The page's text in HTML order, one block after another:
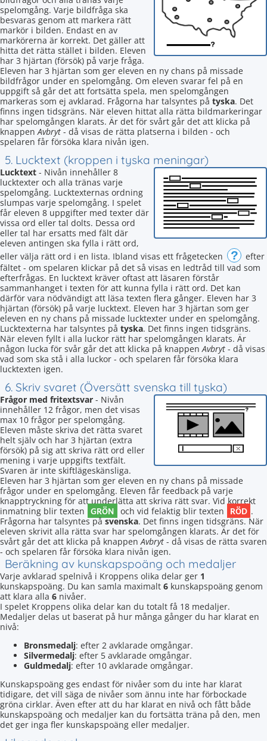
spelomgång. Varje bildfråga ska
besvaras genom att markera rätt
markör i bilden. Endast en av
markörerna är korrekt. Det gäller att
hitta det rätta stället i bilden. Eleven
har 3 hjärtan (försök) på varje fråga.
Eleven har 3 hjärtan som ger eleven en ny chans på missade
bildfrågor under en spelomgång. Om eleven svarar fel på en
uppgift så går det att fortsätta spela, men spelomgången
markeras som ej avklarad. Frågorna har talsyntes på tyska. Det
finns ingen tidsgräns. När eleven hittat alla rätta bildmarkeringar
har spelomgången klarats. Är det för svårt går det att klicka på
knappenAvbryt - då visas de rätta platserna i bilden - och
spelaren får försöka klara nivån igen.
5. Lucktext (kroppen i tyska meningar)
Lucktext - Nivån innehåller 8
lucktexter och alla tränas varje
spelomgång. Lucktexternas ordning
slumpas varje spelomgång. I spelet
får eleven 8 uppgifter med texter där
vissa ord eller tal dolts. Dessa ord
eller tal har ersatts med fält där
eleven antingen ska fylla i rätt ord,
eller välja rätt ord i en lista. Ibland visas ett frågetecken
?
efter
fältet - om spelaren klickar på det så visas en ledtråd till vad som
efterfrågas. En lucktext kräver oftast att läsaren förstår
sammanhanget i texten för att kunna fylla i rätt ord. Det kan
därför vara nödvändigt att läsa texten flera gånger. Eleven har 3
hjärtan (försök) på varje lucktext. Eleven har 3 hjärtan som ger
eleven en ny chans på missade lucktexter under en spelomgång.
Lucktexterna har talsyntes på tyska. Det finns ingen tidsgräns.
När eleven fyllt i alla luckor rätt har spelomgången klarats. Är
någon lucka för svår går det att klicka på knappenAvbryt - då visas
vad som ska stå i alla luckor - och spelaren får försöka klara
lucktexten igen.
6. Skriv svaret (Översätt svenska till tyska)
Frågor med fritextsvar - Nivån
innehåller 12 frågor, men det visas
max 10 frågor per spelomgång.
Eleven måste skriva det rätta svaret
helt själv och har 3 hjärtan (extra
försök) på sig att skriva rätt ord eller
mening i varje uppgifts textfält.
Svaren är inte skiftlägeskänsliga.
Eleven har 3 hjärtan som ger eleven en ny chans på missade
frågor under en spelomgång. Eleven får feedback på varje
knapptryckning för att underlätta att skriva rätt svar. Vid korrekt
inmatning blir texten GRÖN och vid felaktig blir texten RÖD .
Frågorna har talsyntes påsvenska. Det finns ingen tidsgräns. När
eleven skrivit alla rätta svar har spelomgången klarats. Är det för
svårt går det att klicka på knappenAvbryt - då visas de rätta svaren
- och spelaren får försöka klara nivån igen.
Beräkning av kunskapspoäng och medaljer
Varje avklarad spelnivå i Kroppens olika delar ger 1
kunskapspoäng. Du kan samla maximalt 6 kunskapspoäng genom
att klara alla 6 nivåer.
I spelet Kroppens olika delar kan du totalt få 18 medaljer.
Medaljer delas ut baserat på hur många gånger du har klarat en
nivå:
Bronsmedalj: efter 2 avklarade omgångar.
Silvermedalj: efter 5 avklarade omgångar.
Guldmedalj: efter 10 avklarade omgångar.
Kunskapspoäng ges endast för nivåer som du inte har klarat
tidigare, det vill säga de nivåer som ännu inte har förbockade
gröna cirklar. Även efter att du har klarat en nivå och fått både
kunskapspoäng och medaljer kan du fortsätta träna på den, men
det ger inga fler kunskapspoäng eller medaljer.